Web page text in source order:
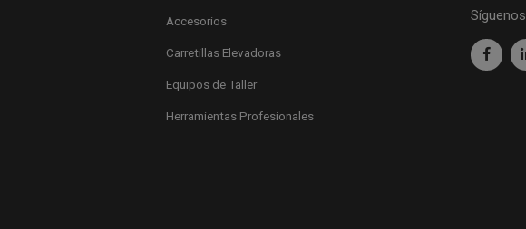
Accesorios
Carretillas Elevadoras
Equipos de Taller
Herramientas Profesionales
Síguenos